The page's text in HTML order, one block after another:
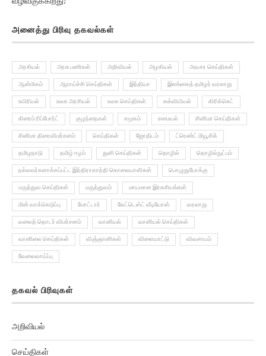
ஆன்மிகம் ஆராய்ச்சி செய்திகள் இந்தியா இலங்கைத் தமிழர் வரலாறு
உயிரியல் உலக அரசியல் உலக செய்திகள் கல்வியியல் கிரிக்கெட்
கிரைம் ரிப்போர்ட் குழந்தைகள் சமூகம் சமையல் சினிமா செய்திகள்
சினிமா திரைவிமர்சனம் செய்திகள் ஜோதிடம் ட்ரெண்ட் மியூசிக்
தமிழநாடு தமிழ் ஈழம் துளி செய்திகள் தொழில் தொழில்நுட்பம்
நல்லவர்களாக்கப்பட்ட இந்திராகாந்தி கொலையாளிகள் பொழுதுபோக்கு
மருத்துவ செய்திகள் மருத்துவம் மாயமான இரகசியங்கள்
மின் வாக்கெடுப்பு மோட்டார் லேட்டெஸ்ட் வீடியோஸ் வரலாறு
வலைத் தொடர் விமர்சனம் வானியல் வானியல் செய்திகள்
வானிலை செய்திகள் விஞ்ஞானிகள் விளையாட்டு விவசாயம்
வேலைவாய்ப்பு
செய்திகள்